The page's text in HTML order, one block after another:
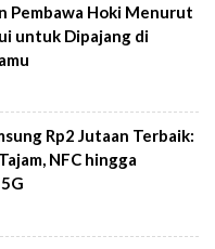
Pembawa Hoki Menurut
untuk Dipajang di
Rp2 Jutaan Terbaik:
NFC hingga